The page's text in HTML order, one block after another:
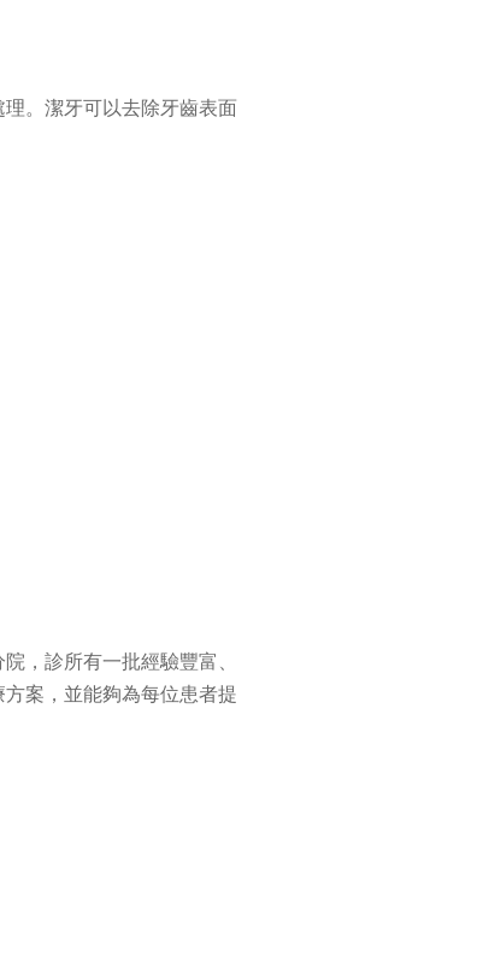
。潔牙可以去除牙齒表面
，診所有一批經驗豐富、
案，並能夠為每位患者提